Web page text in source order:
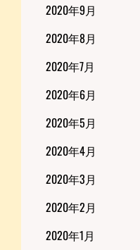
2020年9月
2020年8月
2020年7月
2020年6月
2020年5月
2020年4月
2020年3月
2020年2月
2020年1月